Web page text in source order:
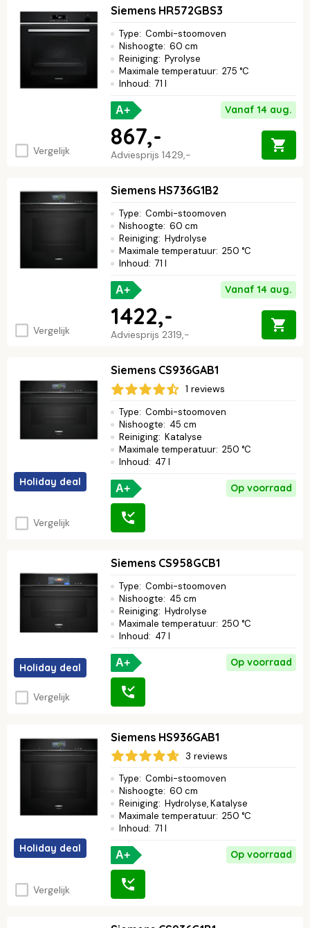
Vergelijk
Siemens HR572GBS3
Type: Combi-stoomoven
Nishoogte: 60 cm
Reiniging: Pyrolyse
Maximale temperatuur: 275 °C
Inhoud: 71 l
A+ Vanaf 14 aug.
Adviesprijs 1429,-
867,-
Vergelijk
Siemens HS736G1B2
Type: Combi-stoomoven
Nishoogte: 60 cm
Reiniging: Hydrolyse
Maximale temperatuur: 250 °C
Inhoud: 71 l
A+ Vanaf 14 aug.
Adviesprijs 2319,-
1422,-
Holiday deal
Vergelijk
Siemens CS936GAB1
1 reviews
Type: Combi-stoomoven
Nishoogte: 45 cm
Reiniging: Katalyse
Maximale temperatuur: 250 °C
Inhoud: 47 l
A+ Op voorraad
Holiday deal
Vergelijk
Siemens CS958GCB1
Type: Combi-stoomoven
Nishoogte: 45 cm
Reiniging: Hydrolyse
Maximale temperatuur: 250 °C
Inhoud: 47 l
A+ Op voorraad
Holiday deal
Vergelijk
Siemens HS936GAB1
3 reviews
Type: Combi-stoomoven
Nishoogte: 60 cm
Reiniging: Hydrolyse, Katalyse
Maximale temperatuur: 250 °C
Inhoud: 71 l
A+ Op voorraad